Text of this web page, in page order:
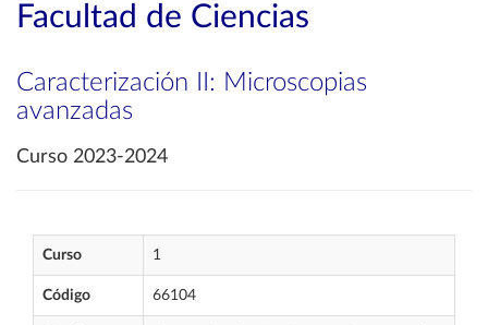
Facultad de Ciencias
Caracterización II: Microscopias
avanzadas
Curso 2023-2024
Curso 1
Código 66104